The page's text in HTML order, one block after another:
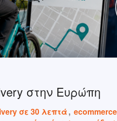
στην Ευρώπη
σε 30 λεπτά, ecommerce